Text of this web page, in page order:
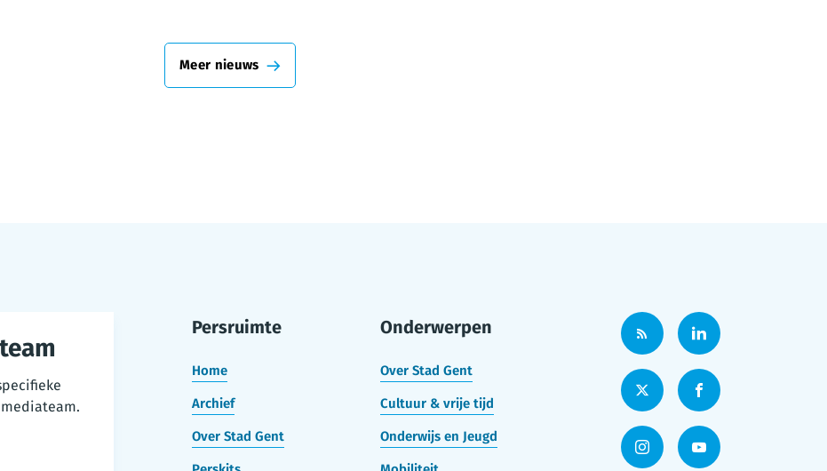
Meer nieuws
Persruimte
Home
Archief
Over Stad Gent
Onderwerpen
Over Stad Gent
Cultuur & vrije tijd
Onderwijs en Jeugd